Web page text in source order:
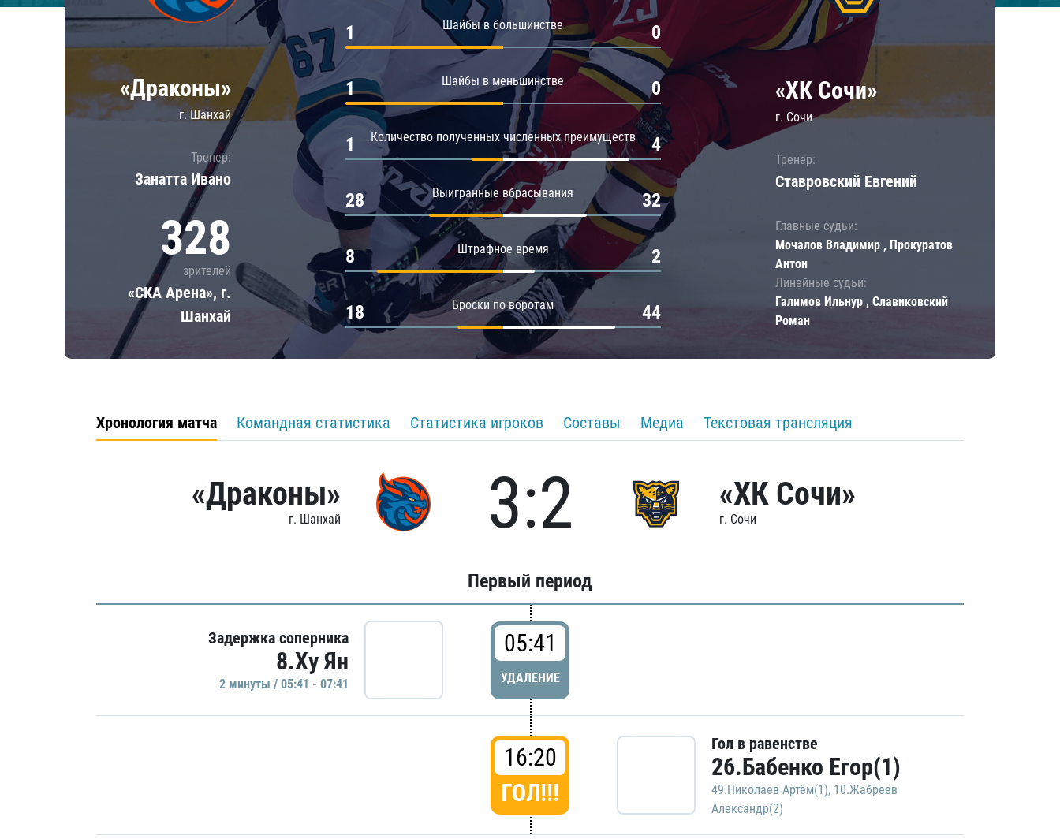
Локомотив
Шанхайские Драконы
Амур
Барыс
Салават Юлаев
«Драконы»
г. Шанхай
Тренер:
Занатта Иванo
328
зрителей
«СКА Арена», г.
Шанхай
Шайбы в большинстве
1 0
Шайбы в меньшинстве
1 0
Количество полученных численных преимуществ
1 4
Выигранные вбрасывания
28 32
Штрафное время
8 2
Броски по воротам
18 44
«ХК Сочи»
г. Сочи
Тренер:
Ставровский Евгений
Главные судьи:
Мочалов Владимир , Прокуратов
Антон
Линейные судьи:
Галимов Ильнур , Славиковский
Роман
Хронология матча Командная статистика Статистика игроков Составы Медиа Текстовая трансляция
«Драконы»
г. Шанхай 3:2 «ХК Сочи»
г. Сочи
Первый период
Задержка соперника
8.Ху Ян
2 минуты / 05:41 - 07:41
05:41
УДАЛЕНИЕ
16:20
ГОЛ!!!
Гол в равенстве
26.Бабенко Егор(1)
49.Николаев Артём(1), 10.Жабреев
Александр(2)